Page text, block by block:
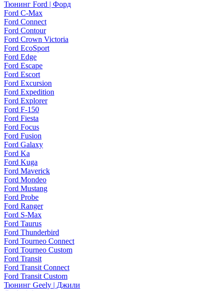
Тюнинг Ford | Форд
Ford C-Max
Ford Connect
Ford Contour
Ford Crown Victoria
Ford EcoSport
Ford Edge
Ford Escape
Ford Escort
Ford Excursion
Ford Expedition
Ford Explorer
Ford F-150
Ford Fiesta
Ford Focus
Ford Fusion
Ford Galaxy
Ford Ka
Ford Kuga
Ford Maverick
Ford Mondeo
Ford Mustang
Ford Probe
Ford Ranger
Ford S-Max
Ford Taurus
Ford Thunderbird
Ford Tourneo Connect
Ford Tourneo Custom
Ford Transit
Ford Transit Connect
Ford Transit Custom
Тюнинг Geely | Джили